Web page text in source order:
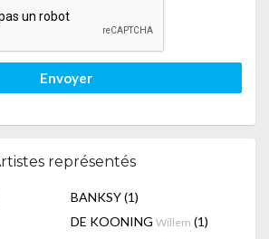
Envoyer
représentés
BANKSY(1)
DE KOONING Willem (1)